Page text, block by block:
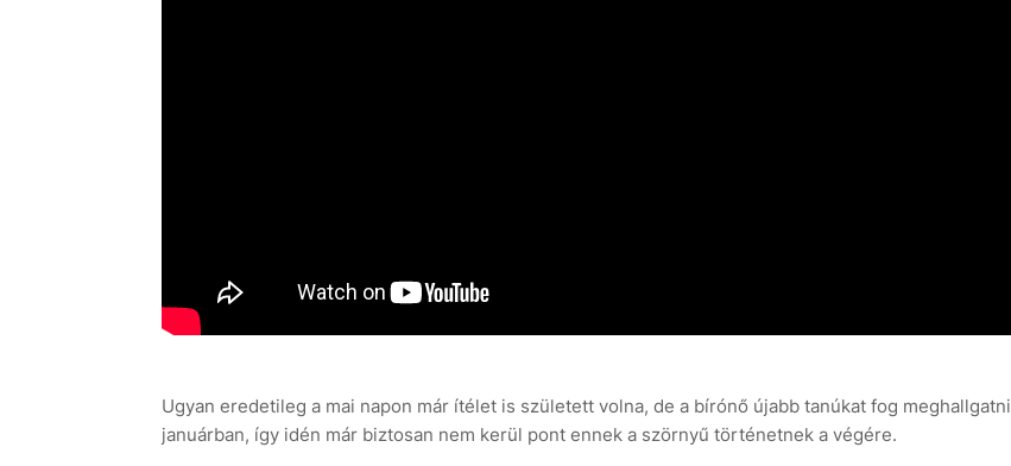
Ugyan eredetileg a mai napon már ítélet is született volna, de a bírónő újabb tanúkat fog meghallgatni
januárban, így idén már biztosan nem kerül pont ennek a szörnyű történetnek a végére.